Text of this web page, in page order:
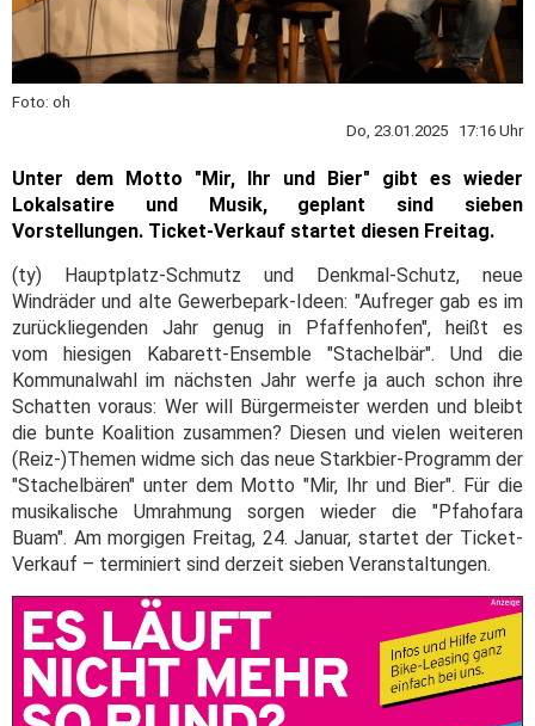
Foto: oh
Do, 23.01.2025 17:16 Uhr
Unter dem Motto "Mir, Ihr und Bier" gibt es wieder
Lokalsatire und Musik, geplant sind sieben
Vorstellungen. Ticket-Verkauf startet diesen Freitag.
(ty) Hauptplatz-Schmutz und Denkmal-Schutz, neue
Windräder und alte Gewerbepark-Ideen: "Aufreger gab es im
zurückliegenden Jahr genug in Pfaffenhofen", heißt es
vom hiesigen Kabarett-Ensemble "Stachelbär". Und die
Kommunalwahl im nächsten Jahr werfe ja auch schon ihre
Schatten voraus: Wer will Bürgermeister werden und bleibt
die bunte Koalition zusammen? Diesen und vielen weiteren
(Reiz-)Themen widme sich das neue Starkbier-Programm der
"Stachelbären" unter dem Motto "Mir, Ihr und Bier". Für die
musikalische Umrahmung sorgen wieder die "Pfahofara
Buam". Am morgigen Freitag, 24. Januar, startet der Ticket-
Verkauf – terminiert sind derzeit sieben Veranstaltungen.